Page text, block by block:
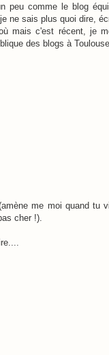
peu comme le blog
ne sais plus quoi dire,
mais c'est récent, je
des blogs à
me moi quand tu
cher !).